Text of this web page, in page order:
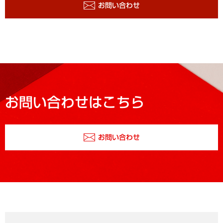
お問い合わせ
お問い合わせはこちら
お問い合わせ